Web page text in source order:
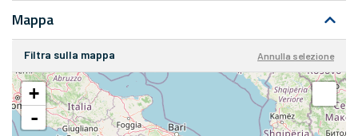
Mappa
Filtra sulla mappa Annulla selezione
+
-